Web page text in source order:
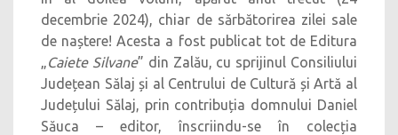
decembrie 2024), chiar de sărbătorirea zilei sale
de naștere! Acesta a fost publicat tot de Editura
„Caiete Silvane” din Zalău, cu sprijinul Consiliului
Județean Sălaj și al Centrului de Cultură și Artă al
Județului Sălaj, prin contribuția domnului Daniel
Săuca – editor, înscriindu-se în colecția